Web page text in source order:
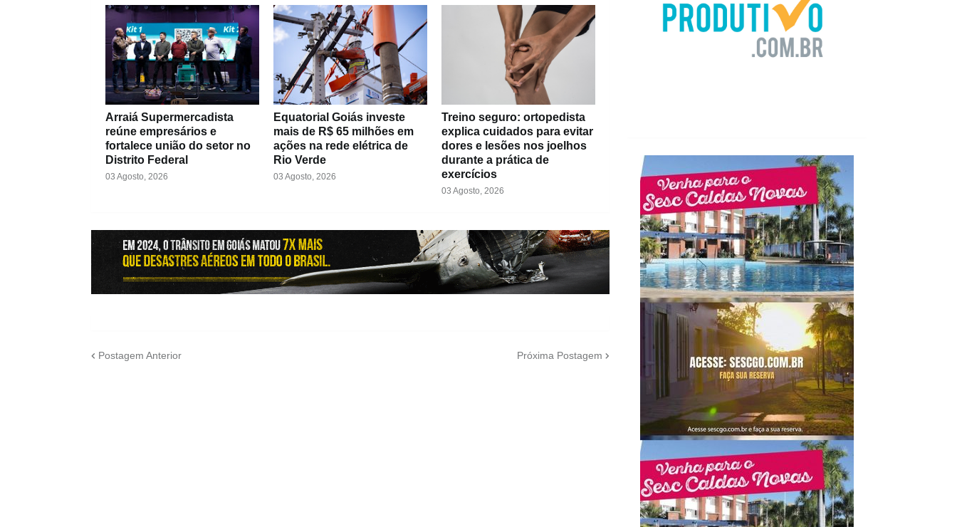
Arraiá Supermercadista
reúne empresários e
fortalece união do setor no
Distrito Federal
03 Agosto, 2026
Equatorial Goiás investe
mais de R$ 65 milhões em
ações na rede elétrica de
Rio Verde
03 Agosto, 2026
Treino seguro: ortopedista
explica cuidados para evitar
dores e lesões nos joelhos
durante a prática de
exercícios
03 Agosto, 2026
Postagem Anterior Próxima Postagem